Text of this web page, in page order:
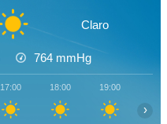
Claro
764 mmHg
17:00 18:00 19:00
›